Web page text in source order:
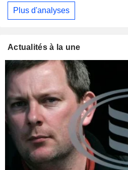
Plus d'analyses
Actualités à la une